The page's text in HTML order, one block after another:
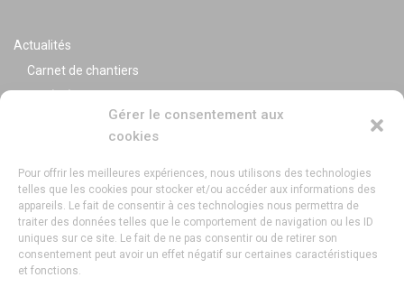
Gérer le consentement aux
cookies
Pour offrir les meilleures expériences, nous utilisons des technologies
telles que les cookies pour stocker et/ou accéder aux informations des
appareils. Le fait de consentir à ces technologies nous permettra de
traiter des données telles que le comportement de navigation ou les ID
uniques sur ce site. Le fait de ne pas consentir ou de retirer son
consentement peut avoir un effet négatif sur certaines caractéristiques
et fonctions.
Actualités
Carnet de chantiers
Alpes Maritimes (06)
Nos réalisations
Extérieurs
Intérieurs
Lexique